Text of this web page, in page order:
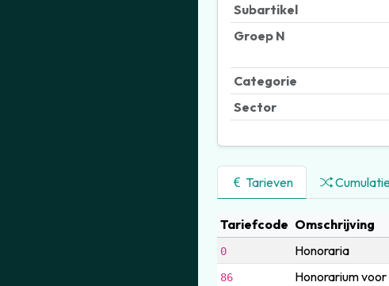
Subartikel
Groep N
Categorie
Sector
Tarieven
Tariefcode Omschrijving
0 Honoraria
86 Honorarium